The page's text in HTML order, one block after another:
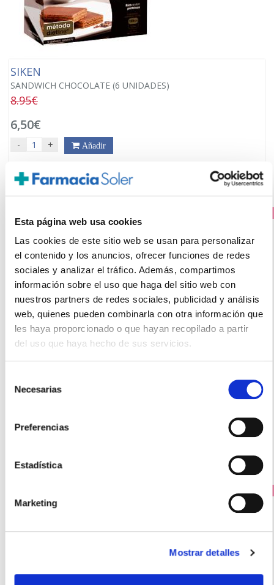
Esta página web usa cookies
Las cookies de este sitio web se usan para personalizar
el contenido y los anuncios, ofrecer funciones de redes
sociales y analizar el tráfico. Además, compartimos
información sobre el uso que haga del sitio web con
nuestros partners de redes sociales, publicidad y análisis
web, quienes pueden combinarla con otra información que
les haya proporcionado o que hayan recopilado a partir
del uso que haya hecho de sus servicios.
Necesarias
Preferencias
Estadística
Marketing
Mostrar detalles
SIKEN
SANDWICH CHOCOLATE (6 UNIDADES)
8.95€
6,50€
- + Añadir
SIKEN
-